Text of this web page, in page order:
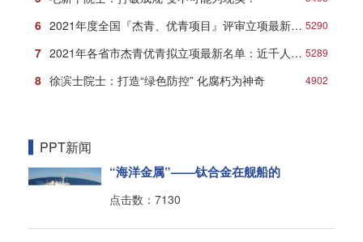
5290
6 2021年度全国『杰青、优青项目』评审立项最新名单
5289
7 2021年各省市杰青优青拟立项最新名单：近千人入选！
4902
8 徐滨士院士：打造“绿色防控” 化腐朽为神奇
PPT新闻
“海洋金属”——钛合金在舰船的
点击数：7130